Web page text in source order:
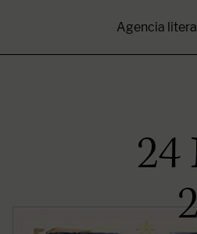
Agencia
24